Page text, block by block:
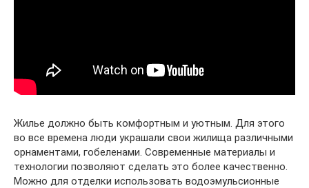
Жилье должно быть комфортным и уютным. Для этого
во все времена люди украшали свои жилища различными
орнаментами, гобеленами. Современные материалы и
технологии позволяют сделать это более качественно.
Можно для отделки использовать водоэмульсионные